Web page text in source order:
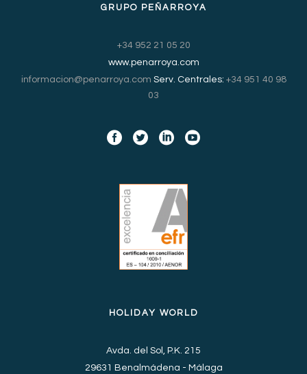
GRUPO PEÑARROYA
+34 952 21 05 20
www.penarroya.com
informacion@penarroya.com Serv. Centrales: +34 951 40 98
03
HOLIDAY WORLD
Avda. del Sol, P.K. 215
29631 Benalmádena - Málaga